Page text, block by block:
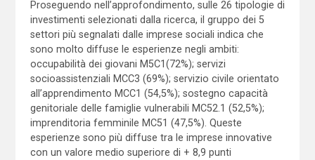
Proseguendo nell’approfondimento, sulle 26 tipologie di
investimenti selezionati dalla ricerca, il gruppo dei 5
settori più segnalati dalle imprese sociali indica che
sono molto diffuse le esperienze negli ambiti:
occupabilità dei giovani M5C1(72%); servizi
socioassistenziali MCC3 (69%); servizio civile orientato
all’apprendimento MCC1 (54,5%); sostegno capacità
genitoriale delle famiglie vulnerabili MC52.1 (52,5%);
imprenditoria femminile MC51 (47,5%). Queste
esperienze sono più diffuse tra le imprese innovative
con un valore medio superiore di + 8,9 punti